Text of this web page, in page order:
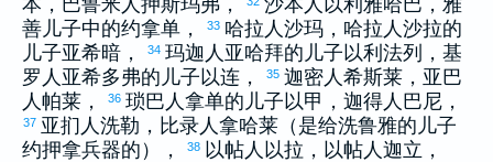
善 儿子中的约拿单 ， 33 哈拉 人 沙玛 ， 哈拉 人 沙拉的
儿子亚希暗 ， 34 玛迦 人 亚哈拜的儿子 以利法列 ， 基
罗 人 亚希多弗的儿子 以连 ， 35 迦密 人 希斯莱 ， 亚巴
人 帕莱 ， 36 琐巴 人 拿单的儿子 以甲 ， 迦得 人 巴尼 ，
37 亚扪 人 洗勒 ， 比录 人 拿哈莱 （是给洗鲁雅的儿子
约押拿兵器的）， 38 以帖 人 以拉 ， 以帖 人 迦立 ，